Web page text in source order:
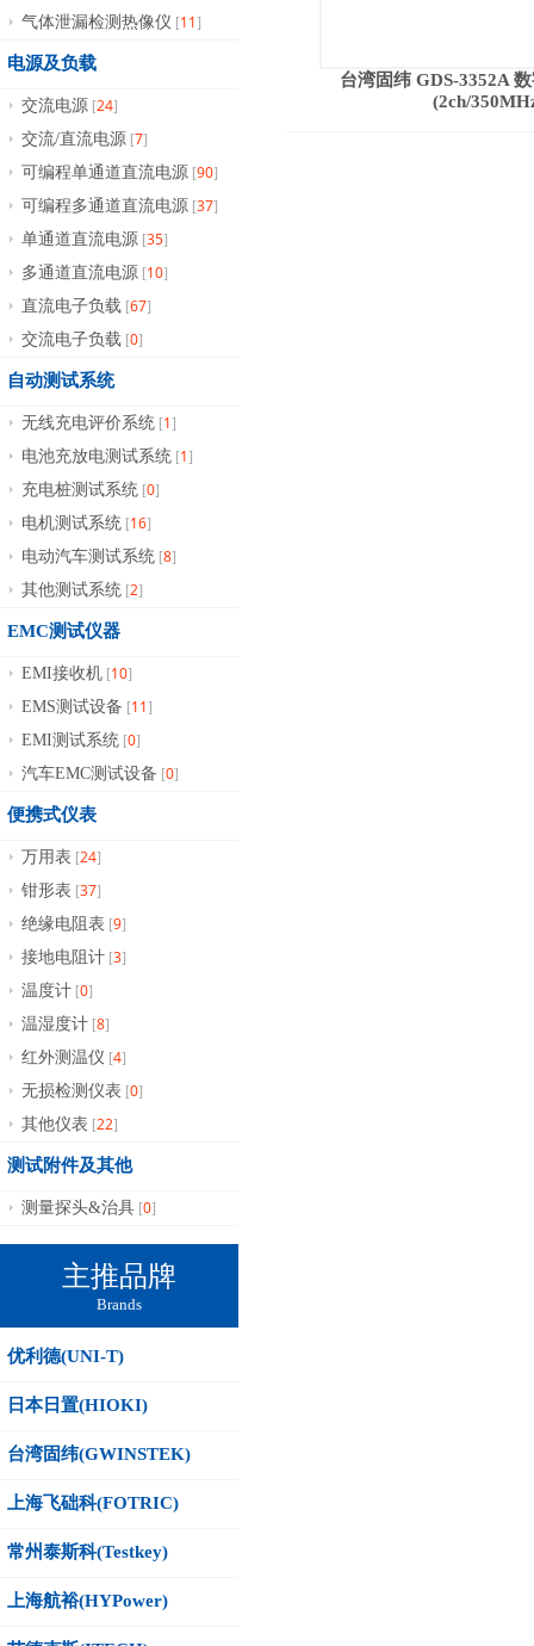
气体泄漏检测热像仪 [11]
电源及负载
交流电源 [24]
交流/直流电源 [7]
可编程单通道直流电源 [90]
可编程多通道直流电源 [37]
单通道直流电源 [35]
多通道直流电源 [10]
直流电子负载 [67]
交流电子负载 [0]
自动测试系统
无线充电评价系统 [1]
电池充放电测试系统 [1]
充电桩测试系统 [0]
电机测试系统 [16]
电动汽车测试系统 [8]
其他测试系统 [2]
EMC测试仪器
EMI接收机 [10]
EMS测试设备 [11]
EMI测试系统 [0]
汽车EMC测试设备 [0]
便携式仪表
万用表 [24]
钳形表 [37]
绝缘电阻表 [9]
接地电阻计 [3]
温度计 [0]
温湿度计 [8]
红外测温仪 [4]
无损检测仪表 [0]
其他仪表 [22]
测试附件及其他
测量探头&治具 [0]
主推品牌
Brands
优利德(UNI-T)
日本日置(HIOKI)
台湾固纬(GWINSTEK)
上海飞础科(FOTRIC)
常州泰斯科(Testkey)
上海航裕(HYPower)
台湾固纬 GDS-3352A
(2ch/